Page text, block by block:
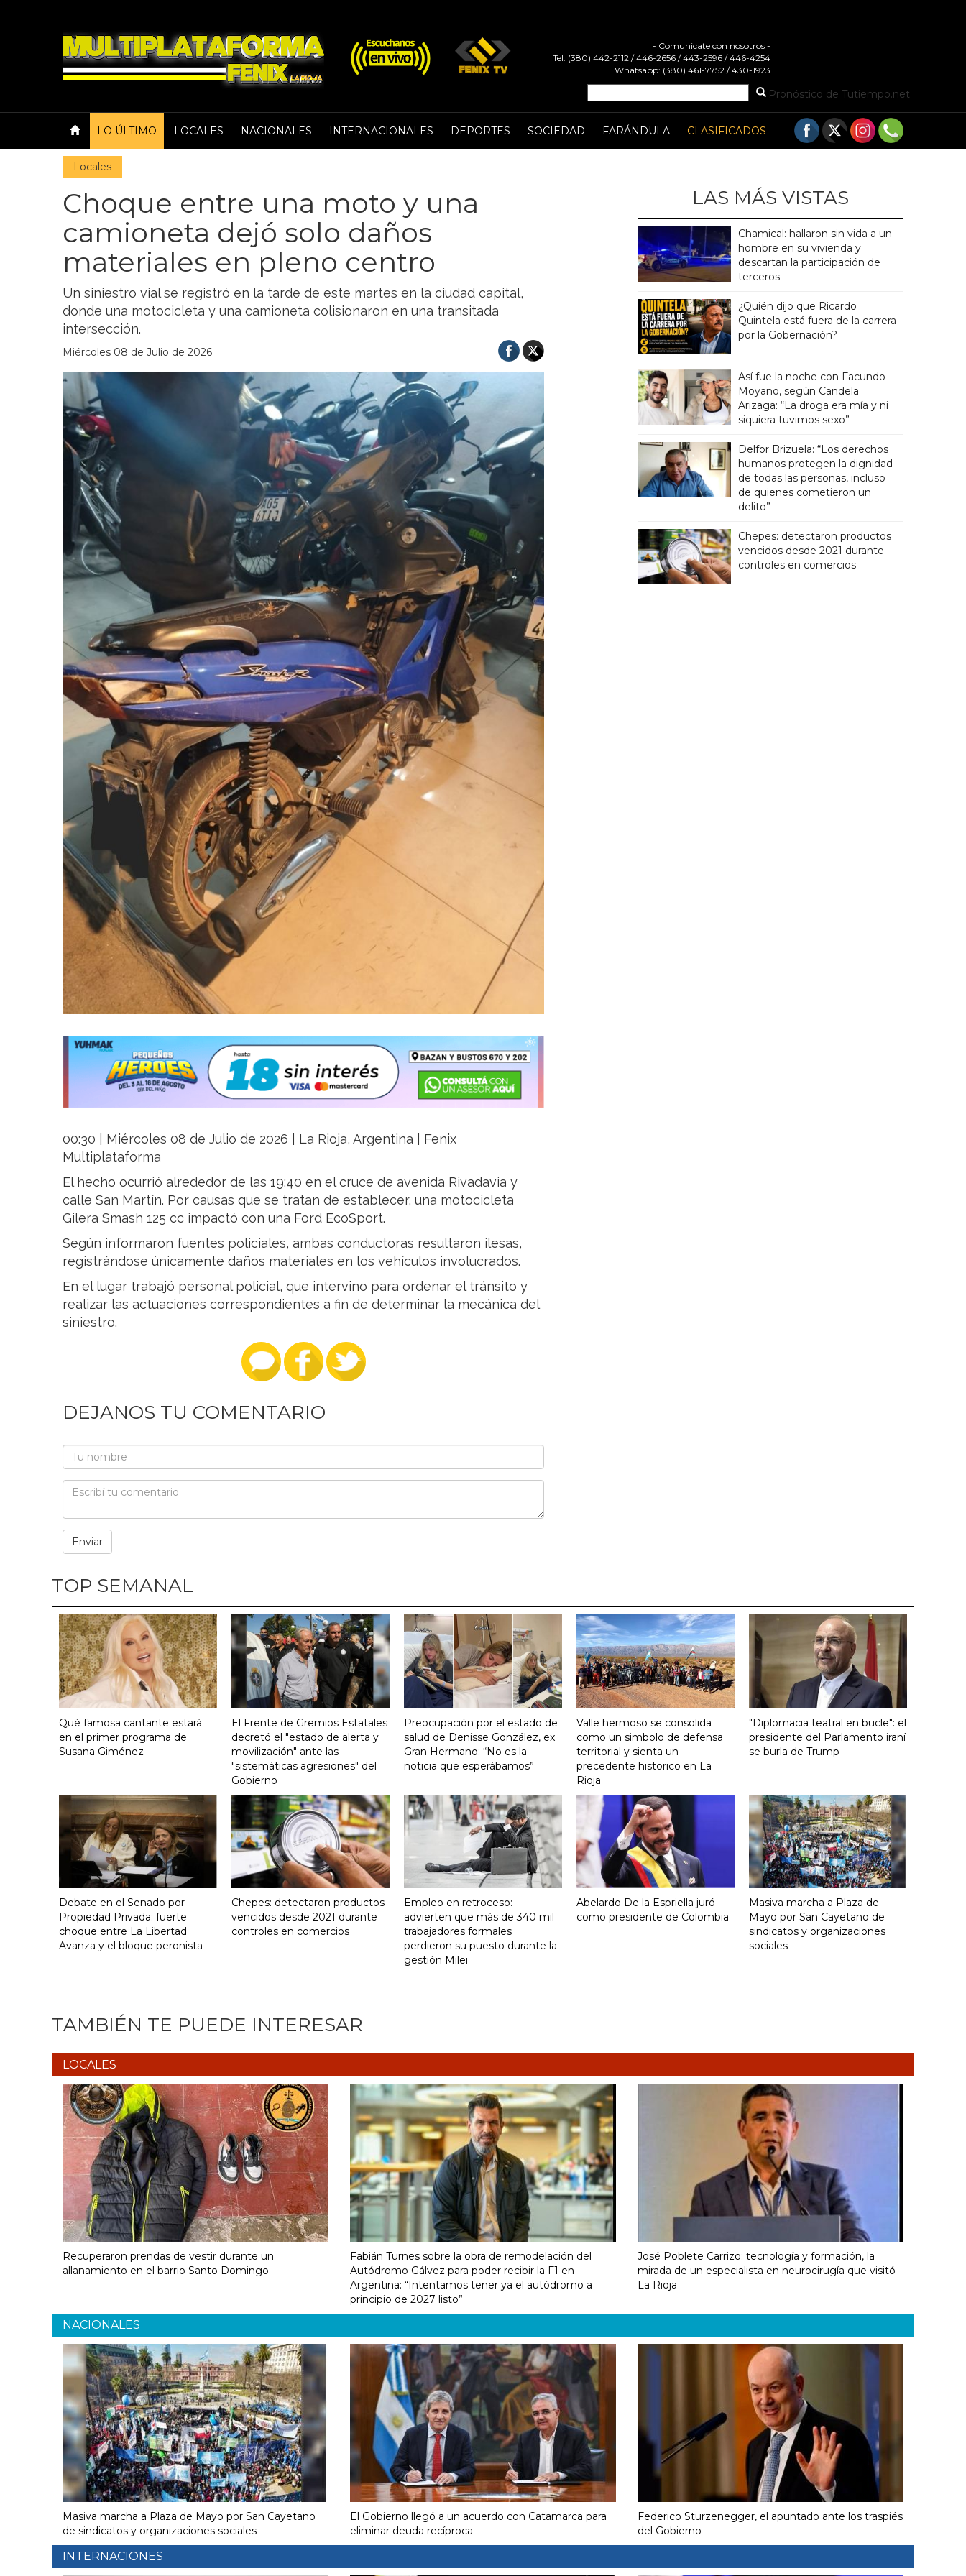
- Comunicate con nosotros -
Tel: (380) 442-2112 / 446-2656 / 443-2596 / 446-4254
Whatsapp: (380) 461-7752 / 430-1923
Pronóstico de Tutiempo.net
LO ÚLTIMO LOCALES NACIONALES INTERNACIONALES DEPORTES SOCIEDAD FARÁNDULA CLASIFICADOS
Locales
Choque entre una moto y una
camioneta dejó solo daños
materiales en pleno centro
Un siniestro vial se registró en la tarde de este martes en la ciudad capital,
donde una motocicleta y una camioneta colisionaron en una transitada
intersección.
Miércoles 08 de Julio de 2026
00:30 | Miércoles 08 de Julio de 2026 | La Rioja, Argentina | Fenix
Multiplataforma
El hecho ocurrió alrededor de las 19:40 en el cruce de avenida Rivadavia y
calle San Martín. Por causas que se tratan de establecer, una motocicleta
Gilera Smash 125 cc impactó con una Ford EcoSport.
Según informaron fuentes policiales, ambas conductoras resultaron ilesas,
registrándose únicamente daños materiales en los vehículos involucrados.
En el lugar trabajó personal policial, que intervino para ordenar el tránsito y
realizar las actuaciones correspondientes a fin de determinar la mecánica del
siniestro.
DEJANOS TU COMENTARIO
LAS MÁS VISTAS
Chamical: hallaron sin vida a un
hombre en su vivienda y
descartan la participación de
terceros
¿Quién dijo que Ricardo
Quintela está fuera de la carrera
por la Gobernación?
Así fue la noche con Facundo
Moyano, según Candela
Arizaga: “La droga era mía y ni
siquiera tuvimos sexo”
Delfor Brizuela: “Los derechos
humanos protegen la dignidad
de todas las personas, incluso
de quienes cometieron un
delito”
Chepes: detectaron productos
vencidos desde 2021 durante
controles en comercios
TOP SEMANAL
Qué famosa cantante estará
en el primer programa de
Susana Giménez
El Frente de Gremios Estatales
decretó el "estado de alerta y
movilización" ante las
"sistemáticas agresiones" del
Gobierno
Preocupación por el estado de
salud de Denisse González, ex
Gran Hermano: “No es la
noticia que esperábamos”
Valle hermoso se consolida
como un simbolo de defensa
territorial y sienta un
precedente historico en La
Rioja
"Diplomacia teatral en bucle": el
presidente del Parlamento iraní
se burla de Trump
Debate en el Senado por
Propiedad Privada: fuerte
choque entre La Libertad
Avanza y el bloque peronista
Chepes: detectaron productos
vencidos desde 2021 durante
controles en comercios
Empleo en retroceso:
advierten que más de 340 mil
trabajadores formales
perdieron su puesto durante la
gestión Milei
Abelardo De la Espriella juró
como presidente de Colombia
Masiva marcha a Plaza de
Mayo por San Cayetano de
sindicatos y organizaciones
sociales
TAMBIÉN TE PUEDE INTERESAR
LOCALES
Recuperaron prendas de vestir durante un
allanamiento en el barrio Santo Domingo
Fabián Turnes sobre la obra de remodelación del
Autódromo Gálvez para poder recibir la F1 en
Argentina: “Intentamos tener ya el autódromo a
principio de 2027 listo”
José Poblete Carrizo: tecnología y formación, la
mirada de un especialista en neurocirugía que visitó
La Rioja
NACIONALES
Masiva marcha a Plaza de Mayo por San Cayetano
de sindicatos y organizaciones sociales
El Gobierno llegó a un acuerdo con Catamarca para
eliminar deuda recíproca
Federico Sturzenegger, el apuntado ante los traspiés
del Gobierno
INTERNACIONES